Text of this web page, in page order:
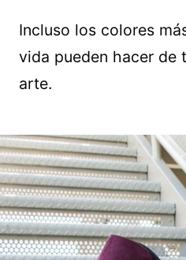
Incluso los colores
vida pueden hacer de
arte.